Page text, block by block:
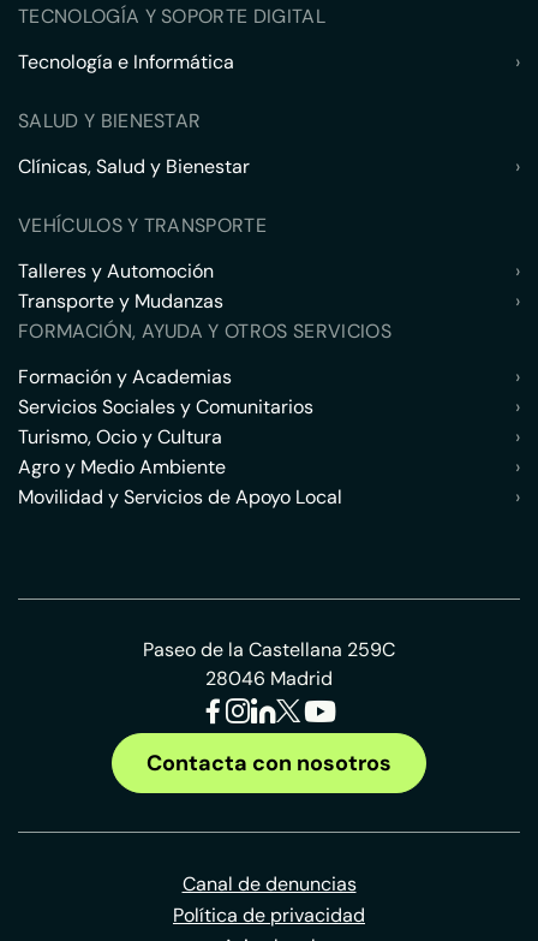
TECNOLOGÍA Y SOPORTE DIGITAL
Tecnología e Informática
›
SALUD Y BIENESTAR
Clínicas, Salud y Bienestar
›
VEHÍCULOS Y TRANSPORTE
Talleres y Automoción
›
Transporte y Mudanzas
›
FORMACIÓN, AYUDA Y OTROS SERVICIOS
Formación y Academias
›
Servicios Sociales y Comunitarios
›
Turismo, Ocio y Cultura
›
Agro y Medio Ambiente
›
Movilidad y Servicios de Apoyo Local
›
Paseo de la Castellana 259C
28046 Madrid
Contacta con nosotros
Canal de denuncias
Política de privacidad